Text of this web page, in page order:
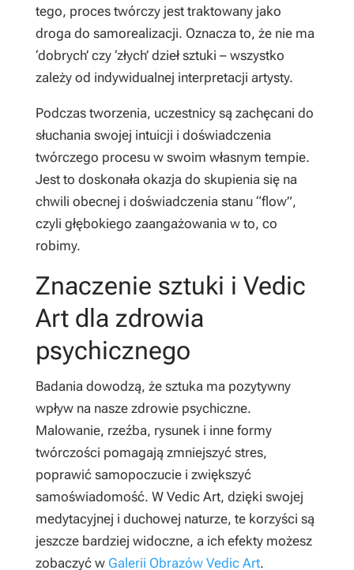
tego, proces twórczy jest traktowany jako
droga do samorealizacji. Oznacza to, że nie ma
‘dobrych’ czy ‘złych’ dzieł sztuki – wszystko
zależy od indywidualnej interpretacji artysty.
Podczas tworzenia, uczestnicy są zachęcani do
słuchania swojej intuicji i doświadczenia
twórczego procesu w swoim własnym tempie.
Jest to doskonała okazja do skupienia się na
chwili obecnej i doświadczenia stanu “flow”,
czyli głębokiego zaangażowania w to, co
robimy.
Znaczenie sztuki i Vedic
Art dla zdrowia
psychicznego
Badania dowodzą, że sztuka ma pozytywny
wpływ na nasze zdrowie psychiczne.
Malowanie, rzeźba, rysunek i inne formy
twórczości pomagają zmniejszyć stres,
poprawić samopoczucie i zwiększyć
samoświadomość. W Vedic Art, dzięki swojej
medytacyjnej i duchowej naturze, te korzyści są
jeszcze bardziej widoczne, a ich efekty możesz
zobaczyć w Galerii Obrazów Vedic Art.